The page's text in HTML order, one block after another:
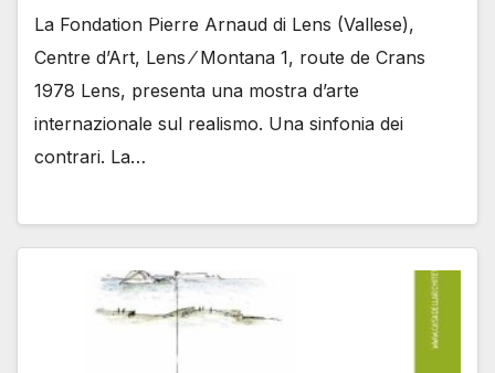
La Fondation Pierre Arnaud di Lens (Vallese),
Centre d’Art, Lens ⁄ Montana 1, route de Crans
1978 Lens, presenta una mostra d’arte
internazionale sul realismo. Una sinfonia dei
contrari. La…